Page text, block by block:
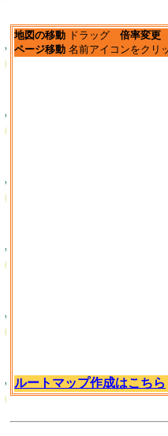
地図の移動 ドラッグ 倍率変更
ページ移動 名前アイコンをクリ
ルートマップ作成はこちら